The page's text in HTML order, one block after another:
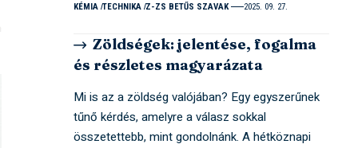
KÉMIA TECHNIKA Z-ZS BETŰS SZAVAK 2025. 09. 27.
Zöldségek: jelentése, fogalma
és részletes magyarázata
Mi is az a zöldség valójában? Egy egyszerűnek
tűnő kérdés, amelyre a válasz sokkal
összetettebb, mint gondolnánk. A hétköznapi